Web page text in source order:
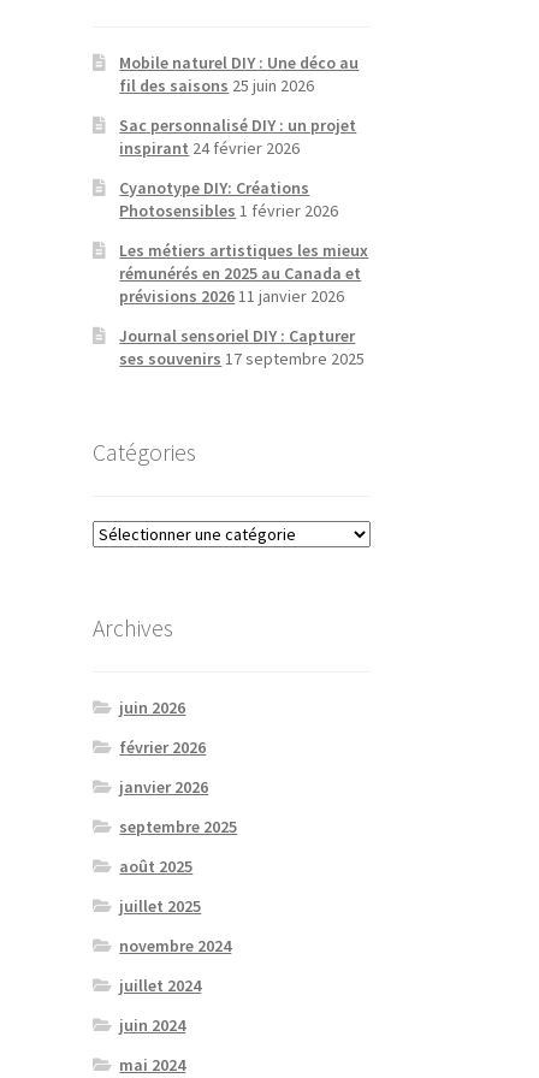
Mobile naturel DIY : Une déco au
fil des saisons 25 juin 2026
Sac personnalisé DIY : un projet
inspirant 24 février 2026
Cyanotype DIY: Créations
Photosensibles 1 février 2026
Les métiers artistiques les mieux
rémunérés en 2025 au Canada et
prévisions 202611 janvier 2026
Journal sensoriel DIY : Capturer
ses souvenirs 17 septembre 2025
Catégories
Catégories
Archives
juin 2026
février 2026
janvier 2026
septembre 2025
août 2025
juillet 2025
novembre 2024
juillet 2024
juin 2024
mai 2024